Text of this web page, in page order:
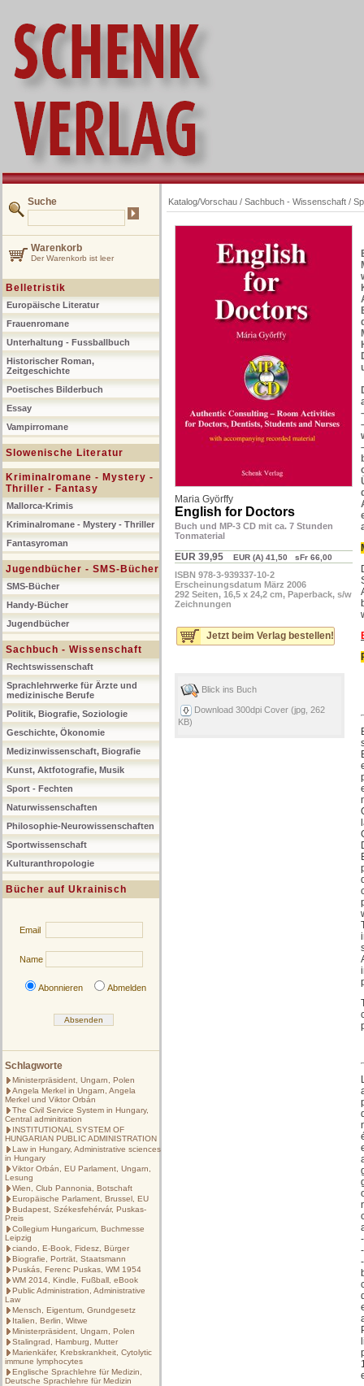
Suche
Warenkorb
Der Warenkorb ist leer
Belletristik
Europäische Literatur
Frauenromane
Unterhaltung - Fussballbuch
Historischer Roman,
Zeitgeschichte
Poetisches Bilderbuch
Essay
Vampirromane
Slowenische Literatur
Kriminalromane - Mystery -
Thriller - Fantasy
Mallorca-Krimis
Kriminalromane - Mystery - Thriller
Fantasyroman
Jugendbücher - SMS-Bücher
SMS-Bücher
Handy-Bücher
Jugendbücher
Sachbuch - Wissenschaft
Rechtswissenschaft
Sprachlehrwerke für Ärzte und
medizinische Berufe
Politik, Biografie, Soziologie
Geschichte, Ökonomie
Medizinwissenschaft, Biografie
Kunst, Aktfotografie, Musik
Sport - Fechten
Naturwissenschaften
Philosophie-Neurowissenschaften
Sportwissenschaft
Kulturanthropologie
Bücher auf Ukrainisch
Email
Name
Abonnieren Abmelden
Schlagworte
Ministerpräsident, Ungarn, Polen
Angela Merkel in Ungarn, Angela
Merkel und Viktor Orbán
The Civil Service System in Hungary,
Central adminitration
INSTITUTIONAL SYSTEM OF
HUNGARIAN PUBLIC ADMINISTRATION
Law in Hungary, Administrative sciences
in Hungary
Viktor Orbán, EU Parlament, Ungarn,
Lesung
Wien, Club Pannonia, Botschaft
Europäische Parlament, Brussel, EU
Budapest, Székesfehérvár, Puskas-
Preis
Collegium Hungaricum, Buchmesse
Leipzig
ciando, E-Book, Fidesz, Bürger
Biografie, Porträt, Staatsmann
Puskás, Ferenc Puskas, WM 1954
WM 2014, Kindle, Fußball, eBook
Public Administration, Administrative
Law
Mensch, Eigentum, Grundgesetz
Italien, Berlin, Witwe
Ministerpräsident, Ungarn, Polen
Stalingrad, Hamburg, Mutter
Marienkäfer, Krebskrankheit, Cytolytic
immune lymphocytes
Englische Sprachlehre für Medizin,
Deutsche Sprachlehre für Medizin
Katalog/Vorschau / Sachbuch - Wissenschaft /
Maria Györffy
English for Doctors
Buch und MP-3 CD mit ca. 7 Stunden
Tonmaterial
EUR 39,95 EUR (A) 41,50 sFr 66,00
ISBN 978-3-939337-10-2
Erscheinungsdatum März 2006
292 Seiten, 16,5 x 24,2 cm, Paperback, s/w
Zeichnungen
Jetzt beim Verlag bestellen!
Blick ins Buch
Download 300dpi Cover (jpg, 262
KB)